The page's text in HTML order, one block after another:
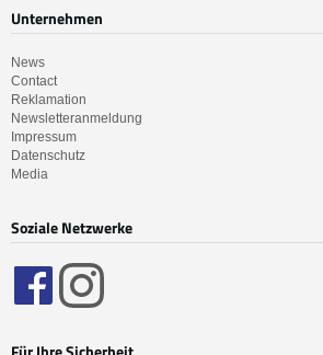
Unternehmen
News
Contact
Reklamation
Newsletteranmeldung
Impressum
Datenschutz
Media
Soziale Netzwerke